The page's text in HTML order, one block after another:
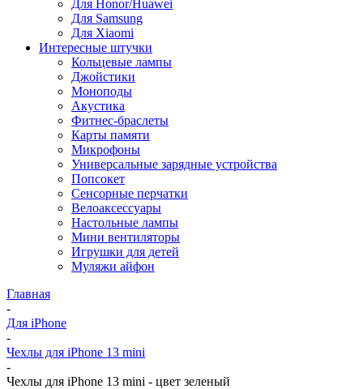
Для Honor/Huawei
Для Samsung
Для Xiaomi
Интересные штучки
Кольцевые лампы
Джойстики
Моноподы
Акустика
Фитнес-браслеты
Карты памяти
Микрофоны
Универсальные зарядные устройства
Попсокет
Сенсорные перчатки
Велоаксессуары
Настольные лампы
Мини вентиляторы
Игрушки для детей
Муляжи айфон
Главная
-
Для iPhone
-
Чехлы для iPhone 13 mini
-
Чехлы для iPhone 13 mini - цвет зеленый